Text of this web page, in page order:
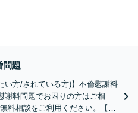
問題
い方/されている方)】不倫慰謝料
謝料問題でお困りの方はご相
料相談をご利用ください。【不